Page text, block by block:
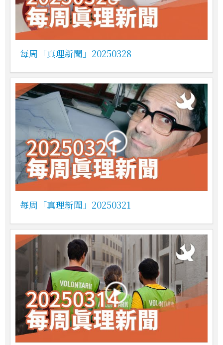
每周「真理新聞」20250328
每周「真理新聞」20250321